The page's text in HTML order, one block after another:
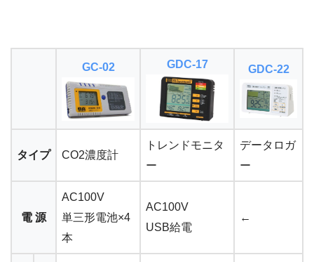
GC-02 GDC-17 GDC-22
タイプ CO2濃度計
トレンドモニタ
ー
データロガ
ー
電 源
AC100V
単三形電池×4
本
AC100V
USB給電
←